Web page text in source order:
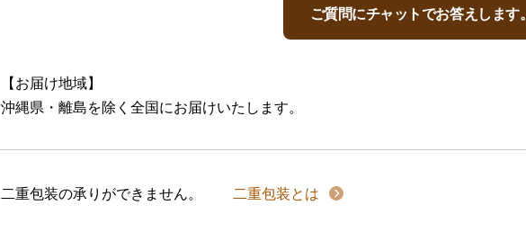
ご質問にチャットでお答えします。
【お届け地域】
沖縄県・離島を除く全国にお届けいたします。
二重包装の承りができません。 二重包装とは